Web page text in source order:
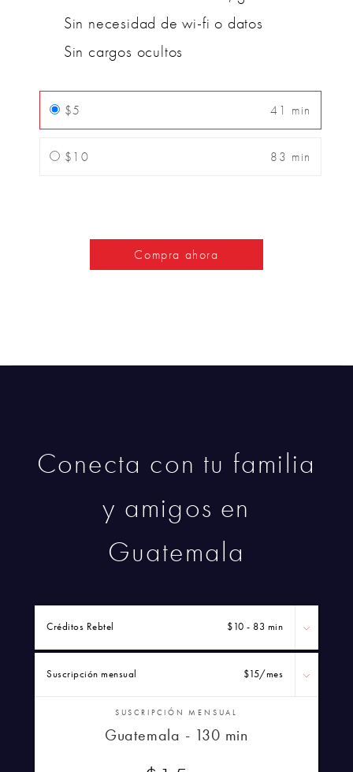
Sin necesidad de wi-fi o datos
Sin cargos ocultos
$5 41 min
$10 83 min
Compra ahora
Conecta con tu familia
y amigos en
Guatemala
Créditos Rebtel $10 - 83 min
Suscripción mensual $15/mes
SUSCRIPCIÓN MENSUAL
Guatemala - 130 min